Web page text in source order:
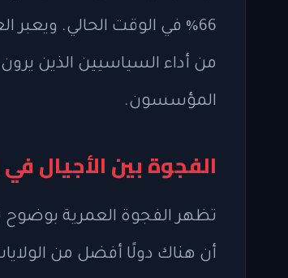
66% في الوقت الحالي. ويعبر
من أداء السياسيين الذين
المؤسسون.
الفجوة بين الأجيال